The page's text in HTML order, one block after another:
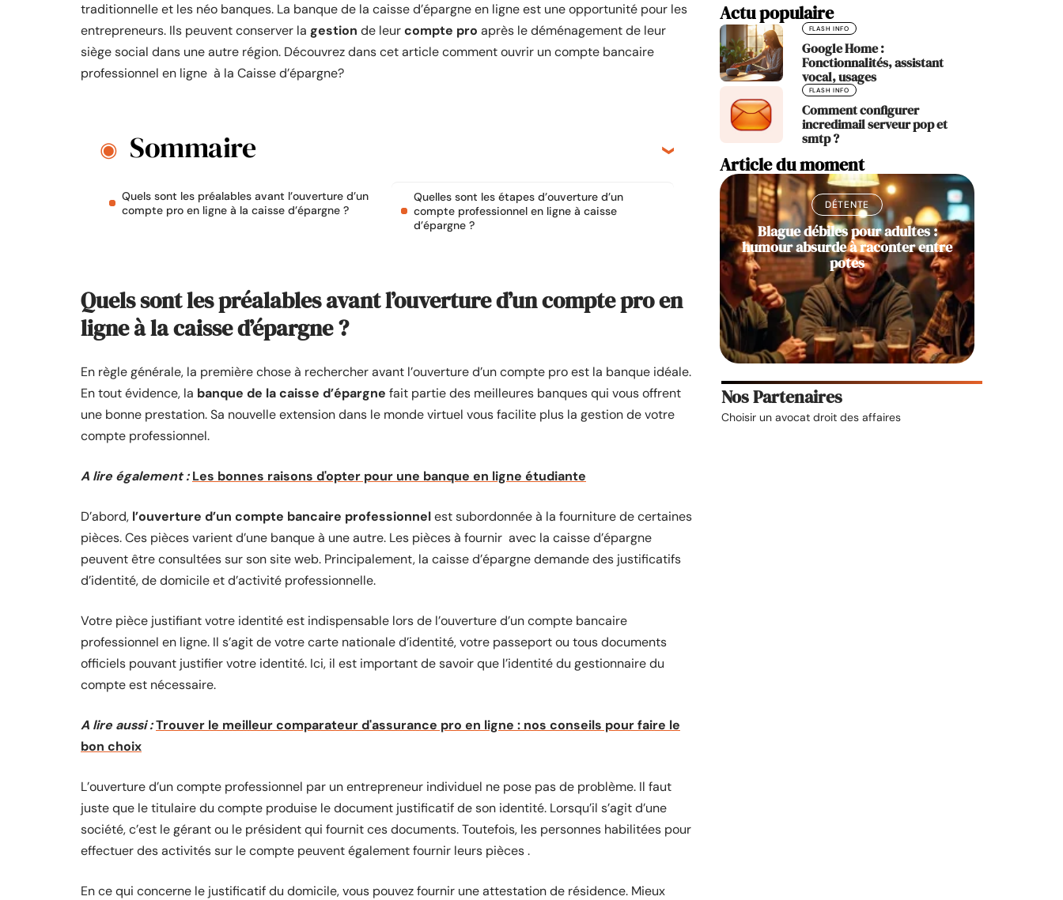
traditionnelle et les néo banques. La banque de la caisse d’épargne en ligne est une opportunité pour les
entrepreneurs. Ils peuvent conserver la gestion de leurcompte pro après le déménagement de leur
siège social dans une autre région. Découvrez dans cet article comment ouvrir un compte bancaire
professionnel en ligne à la Caisse d’épargne?
Sommaire
Quels sont les préalables avant l’ouverture d’un
compte pro en ligne à la caisse d’épargne ?
Quelles sont les étapes d’ouverture d’un
compte professionnel en ligne à caisse
d’épargne ?
Quels sont les préalables avant l’ouverture d’un compte pro en
ligne à la caisse d’épargne ?
En règle générale, la première chose à rechercher avant l’ouverture d’un compte pro est la banque idéale.
En tout évidence, la banque de la caisse d’épargne fait partie des meilleures banques qui vous offrent
une bonne prestation. Sa nouvelle extension dans le monde virtuel vous facilite plus la gestion de votre
compte professionnel.
A lire également : Les bonnes raisons d'opter pour une banque en ligne étudiante
D’abord, l’ouverture d’un compte bancaire professionnelest subordonnée à la fourniture de certaines
pièces. Ces pièces varient d’une banque à une autre. Les pièces à fournir avec la caisse d’épargne
peuvent être consultées sur son site web. Principalement, la caisse d’épargne demande des justificatifs
d’identité, de domicile et d’activité professionnelle.
Votre pièce justifiant votre identité est indispensable lors de l’ouverture d’un compte bancaire
professionnel en ligne. Il s’agit de votre carte nationale d’identité, votre passeport ou tous documents
officiels pouvant justifier votre identité. Ici, il est important de savoir que l’identité du gestionnaire du
compte est nécessaire.
A lire aussi :Trouver le meilleur comparateur d'assurance pro en ligne : nos conseils pour faire le
bon choix
L’ouverture d’un compte professionnel par un entrepreneur individuel ne pose pas de problème. Il faut
juste que le titulaire du compte produise le document justificatif de son identité. Lorsqu’il s’agit d’une
société, c’est le gérant ou le président qui fournit ces documents. Toutefois, les personnes habilitées pour
effectuer des activités sur le compte peuvent également fournir leurs pièces .
En ce qui concerne le justificatif du domicile, vous pouvez fournir une attestation de résidence. Mieux
Actu populaire
FLASH INFO
Google Home :
Fonctionnalités, assistant
vocal, usages
FLASH INFO
Comment configurer
incredimail serveur pop et
smtp ?
Article du moment
DÉTENTE
Blague débiles pour adultes :
humour absurde à raconter entre
potes
Nos Partenaires
Choisir un avocat droit des affaires